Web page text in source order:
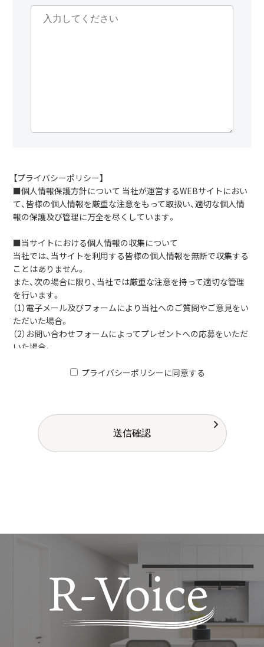
【プライバシーポリシー】
■個人情報保護方針について 当社が運営するWEBサイトにおい
て、皆様の個人情報を厳重な注意をもって取扱い、適切な個人情
報の保護及び管理に万全を尽くしています。
■当サイトにおける個人情報の収集について
当社では、当サイトを利用する皆様の個人情報を無断で収集する
ことはありません。
また、次の場合に限り、当社では厳重な注意を持って適切な管理
を行います。
（1）電子メール及びフォームにより当社へのご質問やご意見をい
ただいた場合。
（2）お問い合わせフォームによってプレゼントへの応募をいただ
いた場合。
行われており、収集された個人情報は当社データベースシステム
内で厳重なセキュリティにより管理されておりますので、安心し
てご利用ください。
■クッキー（Cookie）について
■このサイトにおける個人情報取扱いに関する考え方について
当サイトにおける、個人情報取扱いに関する考え方は、今後、お客
様の個人情報管理体制の強化、セキュリティの向上を図り、より
よいサービスを展開するために改正する場合があります。
その際はトップページにて告知いたします。
また、個人情報の取扱いについてご質問などありましたら、お問
プライバシーポリシーに同意する